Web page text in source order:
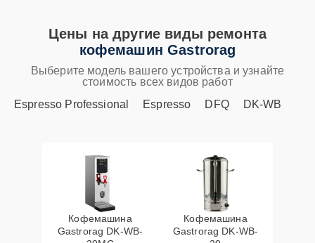
Цены на другие виды ремонта
кофемашин Gastrorag
Выберите модель вашего устройства и узнайте
стоимость всех видов работ
Espresso Professional
Espresso DFQ DK-WB
Кофемашина
Gastrorag DK-WB-
Кофемашина
Gastrorag DK-WB-